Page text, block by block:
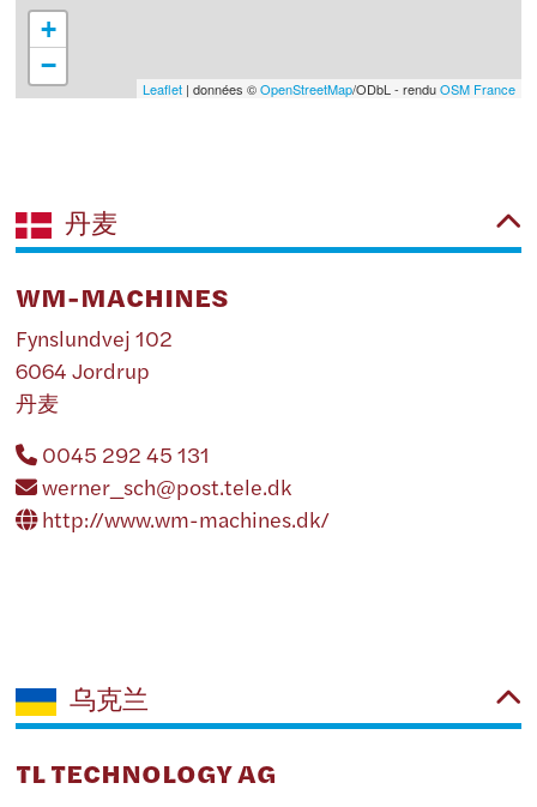
+
−
Leaflet| données ©OpenStreetMap/ODbL - renduOSM France
丹麦
WM-MACHINES
Fynslundvej 102
6064 Jordrup
丹麦
0045 292 45 131
werner_sch@post.tele.dk
http://www.wm-machines.dk/
乌克兰
TL TECHNOLOGY AG